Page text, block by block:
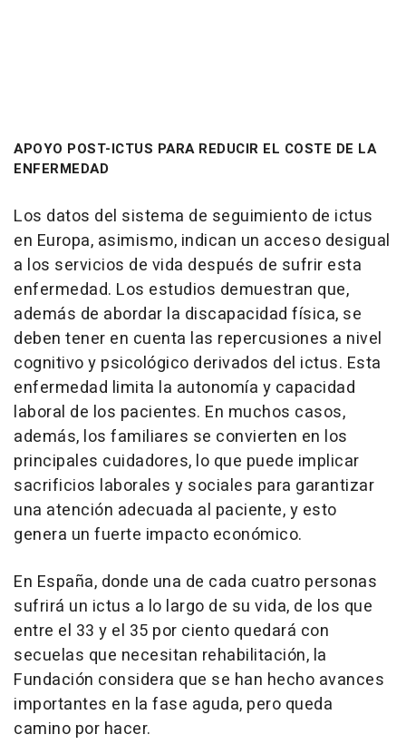
APOYO POST-ICTUS PARA REDUCIR EL COSTE DE LA
ENFERMEDAD
Los datos del sistema de seguimiento de ictus
en Europa, asimismo, indican un acceso desigual
a los servicios de vida después de sufrir esta
enfermedad. Los estudios demuestran que,
además de abordar la discapacidad física, se
deben tener en cuenta las repercusiones a nivel
cognitivo y psicológico derivados del ictus. Esta
enfermedad limita la autonomía y capacidad
laboral de los pacientes. En muchos casos,
además, los familiares se convierten en los
principales cuidadores, lo que puede implicar
sacrificios laborales y sociales para garantizar
una atención adecuada al paciente, y esto
genera un fuerte impacto económico.
En España, donde una de cada cuatro personas
sufrirá un ictus a lo largo de su vida, de los que
entre el 33 y el 35 por ciento quedará con
secuelas que necesitan rehabilitación, la
Fundación considera que se han hecho avances
importantes en la fase aguda, pero queda
camino por hacer.